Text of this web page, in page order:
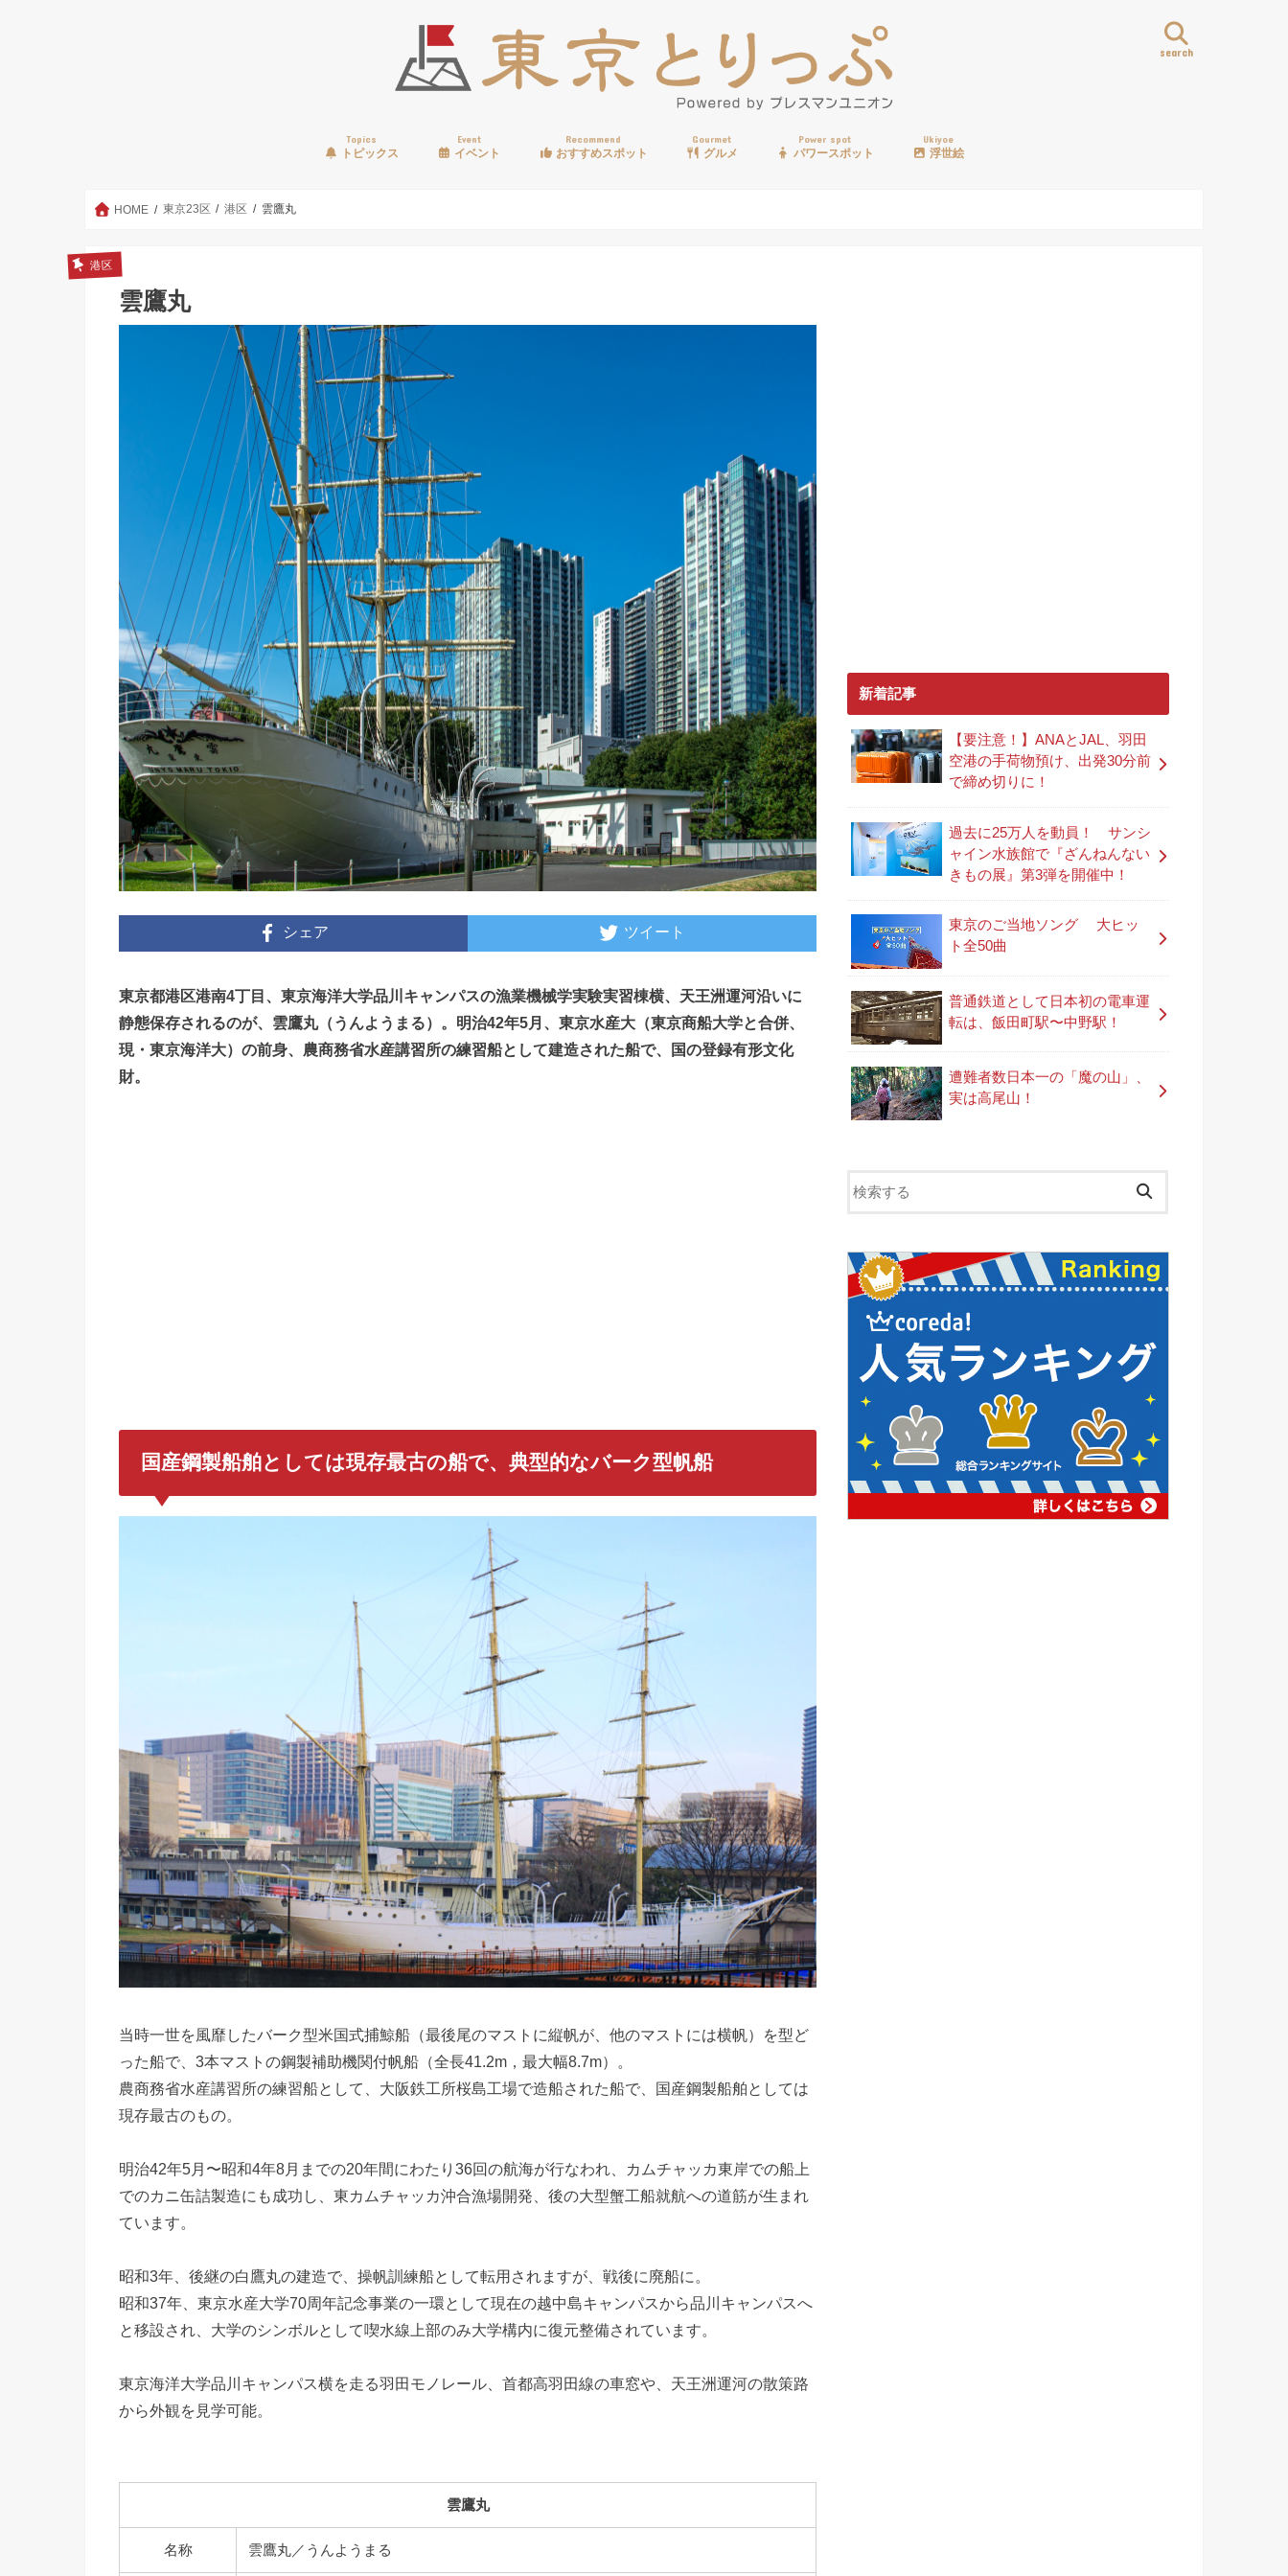
search
Topics
トピックス
Event
イベント
Recommend
おすすめスポット
Gourmet
グルメ
Power spot
パワースポット
Ukiyoe
浮世絵
HOME 東京23区 港区 雲鷹丸
港区
雲鷹丸
シェア ツイート
東京都港区港南4丁目、東京海洋大学品川キャンパスの漁業機械学実験実習棟横、天王洲運河沿いに
静態保存されるのが、雲鷹丸（うんようまる）。明治42年5月、東京水産大（東京商船大学と合併、
現・東京海洋大）の前身、農商務省水産講習所の練習船として建造された船で、国の登録有形文化
財。
国産鋼製船舶としては現存最古の船で、典型的なバーク型帆船
当時一世を風靡したバーク型米国式捕鯨船（最後尾のマストに縦帆が、他のマストには横帆）を型ど
った船で、3本マストの鋼製補助機関付帆船（全長41.2m，最大幅8.7m）。
農商務省水産講習所の練習船として、大阪鉄工所桜島工場で造船された船で、国産鋼製船舶としては
現存最古のもの。
明治42年5月〜昭和4年8月までの20年間にわたり36回の航海が行なわれ、カムチャッカ東岸での船上
でのカニ缶詰製造にも成功し、東カムチャッカ沖合漁場開発、後の大型蟹工船就航への道筋が生まれ
ています。
昭和3年、後継の白鷹丸の建造で、操帆訓練船として転用されますが、戦後に廃船に。
昭和37年、東京水産大学70周年記念事業の一環として現在の越中島キャンパスから品川キャンパスへ
と移設され、大学のシンボルとして喫水線上部のみ大学構内に復元整備されています。
東京海洋大学品川キャンパス横を走る羽田モノレール、首都高羽田線の車窓や、天王洲運河の散策路
から外観を見学可能。
雲鷹丸
名称 雲鷹丸／うんようまる
新着記事
【要注意！】ANAとJAL、羽田
空港の手荷物預け、出発30分前
で締め切りに！
過去に25万人を動員！ サンシ
ャイン水族館で『ざんねんない
きもの展』第3弾を開催中！
東京のご当地ソング 大ヒッ
ト全50曲
普通鉄道として日本初の電車運
転は、飯田町駅〜中野駅！
遭難者数日本一の「魔の山」、
実は高尾山！